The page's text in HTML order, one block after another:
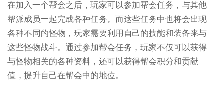
在加入一个帮会之后，玩家可以参加帮会任务，与其他
帮派成员一起完成各种任务。而这些任务中也将会出现
各种不同的怪物，玩家需要利用自己的技能和装备来与
这些怪物战斗。通过参加帮会任务，玩家不仅可以获得
与怪物相关的各种资料，还可以获得帮会积分和贡献
值，提升自己在帮会中的地位。